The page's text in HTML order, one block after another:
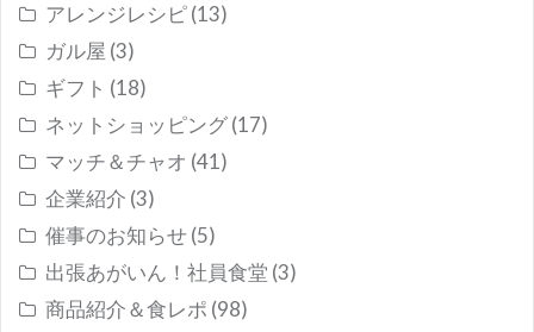
アレンジレシピ(13)
ガル屋 (3)
ギフト (18)
ネットショッピング(17)
マッチ＆チャオ (41)
企業紹介 (3)
催事のお知らせ(5)
出張あがいん！社員食堂 (3)
商品紹介＆食レポ (98)